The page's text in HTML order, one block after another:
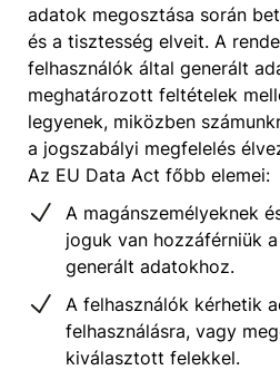
adatok megosztása során
és a tisztesség elveit. A
felhasználók által generált
meghatározott feltételek
legyenek, miközben
a jogszabályi megfelelés
Az EU Data Act főbb elemei:
A magánszemélyeknek
joguk van hozzáférniük
generált adatokhoz.
A felhasználók kérhetik
felhasználásra, vagy
kiválasztott felekkel.